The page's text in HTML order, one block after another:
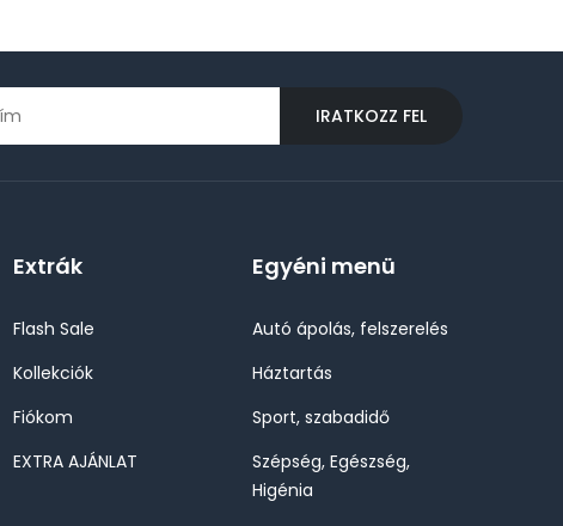
IRATKOZZ FEL
Extrák
Flash Sale
Kollekciók
Fiókom
EXTRA AJÁNLAT
Egyéni menü
Autó ápolás, felszerelés
Háztartás
Sport, szabadidő
Szépség, Egészség,
Higénia